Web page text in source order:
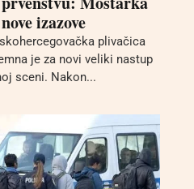
izazove
plivačica
je za novi veliki nastup
sceni. Nakon...